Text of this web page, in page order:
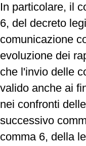
In particolare, il
6, del decreto
comunicazione
evoluzione dei
che l'invio delle
valido anche ai
nei confronti
successivo
comma 6, della